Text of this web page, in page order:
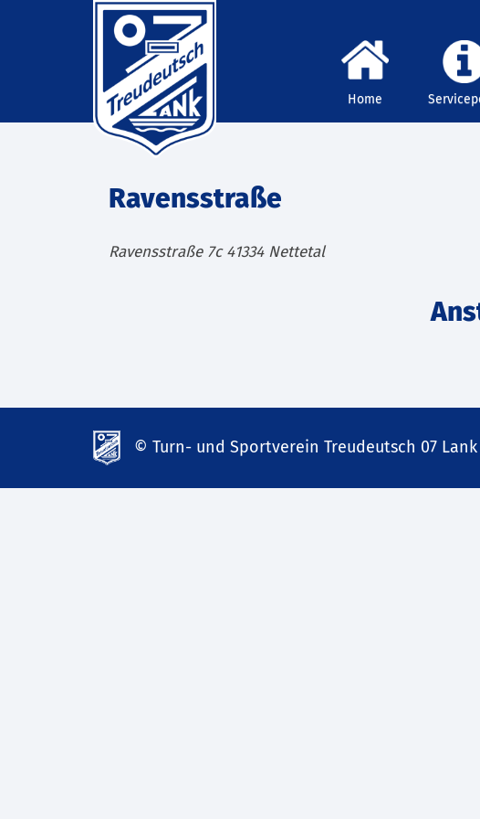
Home
Ravensstraße
Ravensstraße 7c 41334 Nettetal
© Turn- und Sportverein Treudeutsch 07 Lank